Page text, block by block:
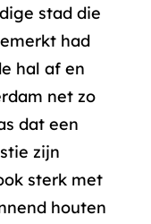
stad die
had
hal af en
net zo
dat een
zijn
sterk met
houten